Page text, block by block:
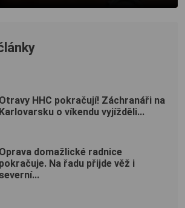
Otravy HHC pokračují! Záchranáři na
Karlovarsku o víkendu vyjížděli...
Oprava domažlické radnice
pokračuje. Na řadu přijde věž i
severní...